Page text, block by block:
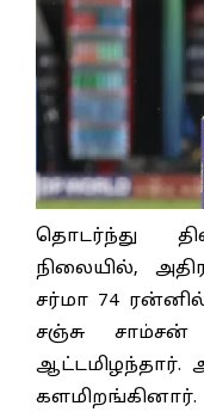
தொடர்ந்து
நிலையில்,
சர்மா 74
சஞ்சு
ஆட்டமிழந்தார்.
களமிறங்கினார்.